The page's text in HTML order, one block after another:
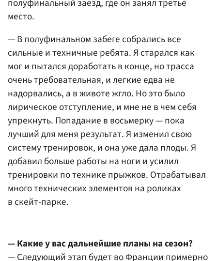
полуфинальный заезд, где он занял третье
место.
— В полуфинальном забеге собрались все
сильные и техничные ребята. Я старался как
мог и пытался доработать в конце, но трасса
очень требовательная, и легкие едва не
надорвались, а в животе жгло. Но это было
лирическое отступление, и мне не в чем себя
упрекнуть. Попадание в восьмерку — пока
лучший для меня результат. Я изменил свою
систему тренировок, и она уже дала плоды. Я
добавил больше работы на ноги и усилил
тренировки по технике прыжков. Отрабатывал
много технических элементов на роликах
в скейт-парке.
— Какие у вас дальнейшие планы на сезон?
— Следующий этап будет во Франции примерно